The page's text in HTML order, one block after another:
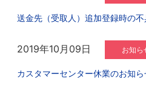
送金先（受取人）追加登録時の
2019年10月09日 お知ら
カスタマーセンター休業のお知ら